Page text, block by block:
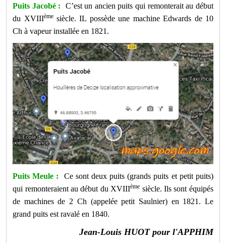
Puits Jacobé : C’est un ancien puits qui remonterait au début
du XVIIIèmesiècle. IL possède une machine Edwards de 10
Ch à vapeur installée en 1821.
Puits Meule : Ce sont deux puits (grands puits et petit puits)
qui remonteraient au début du XVIIIème siècle. Ils sont équipés
de machines de 2 Ch (appelée petit Saulnier) en 1821. Le
grand puits est ravalé en 1840.
Jean-Louis HUOT pour l'APPHIM